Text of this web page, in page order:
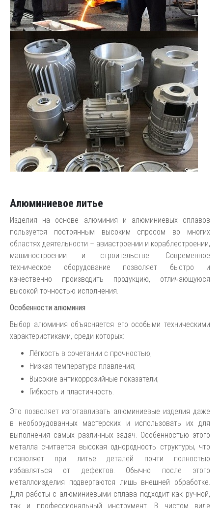
Алюминиевое литье
Изделия на основе алюминия и алюминиевых сплавов
пользуется постоянным высоким спросом во многих
областях деятельности – авиастроении и кораблестроении,
машиностроении и строительстве. Современное
техническое оборудование позволяет быстро и
качественно производить продукцию, отличающуюся
высокой точностью исполнения.
Особенности алюминия
Выбор алюминия объясняется его особыми техническими
характеристиками, среди которых:
Лёгкость в сочетании с прочностью;
Низкая температура плавления;
Высокие антикоррозийные показатели;
Гибкость и пластичность.
Это позволяет изготавливать алюминиевые изделия даже
в необорудованных мастерских и использовать их для
выполнения самых различных задач. Особенностью этого
металла считается высокая однородность структуры, что
позволяет при литье деталей почти полностью
избавляться от дефектов. Обычно после этого
металлоизделия подвергаются лишь внешней обработке.
Для работы с алюминиевыми сплава подходит как ручной,
так и профессиональный инструмент. В чистом виде